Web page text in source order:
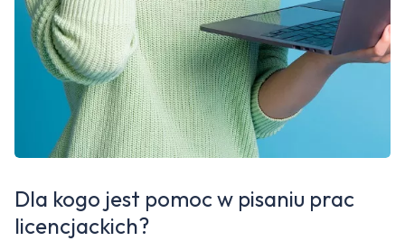
Dla kogo jest pomoc w pisaniu prac
licencjackich?